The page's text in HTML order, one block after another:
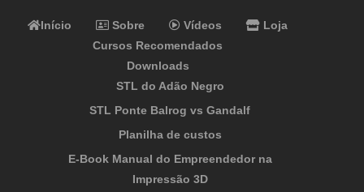
Início Sobre Vídeos
Loja
Cursos Recomendados
Downloads
STL do Adão Negro
STL Ponte Balrog vs Gandalf
Planilha de custos
E-Book Manual do Empreendedor na
Impressão 3D